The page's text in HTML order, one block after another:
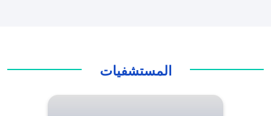
المستشفيات